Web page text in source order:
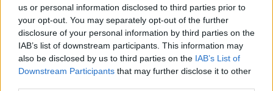
us or personal information disclosed to third parties prior to
your opt-out. You may separately opt-out of the further
disclosure of your personal information by third parties on the
IAB’s list of downstream participants. This information may
also be disclosed by us to third parties on the IAB’s List of
Downstream Participants that may further disclose it to other